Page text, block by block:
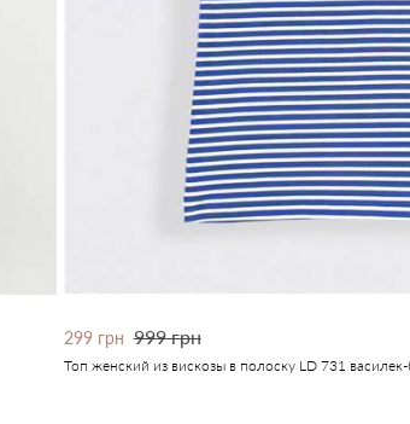
299 грн 999 грн
Топ женский из вискозы в полоску LD 731